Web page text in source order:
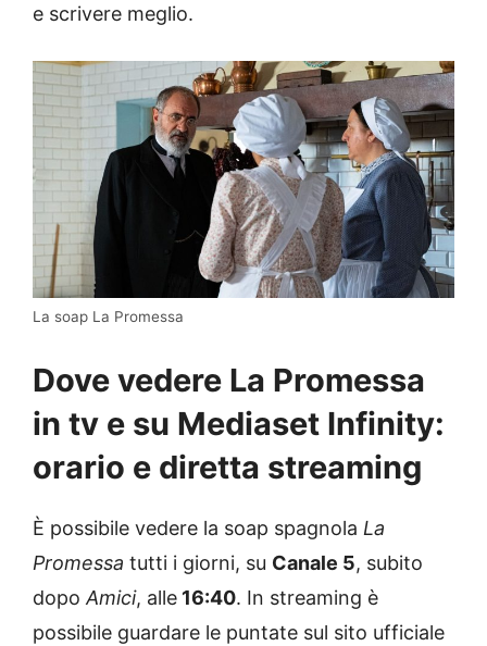
e scrivere meglio.
La soap La Promessa
Dove vedere La Promessa
in tv e su Mediaset Infinity:
orario e diretta streaming
È possibile vedere la soap spagnola La
Promessa tutti i giorni, su Canale 5, subito
dopo Amici, alle 16:40. In streaming è
possibile guardare le puntate sul sito ufficiale